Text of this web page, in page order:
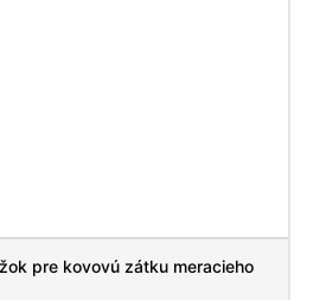
pre kovovú zátku meracieho